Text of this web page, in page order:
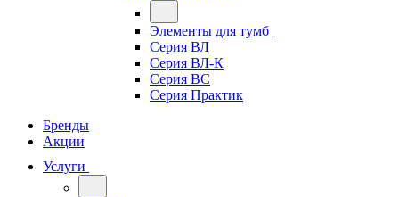
Элементы для тумб
Серия ВЛ
Серия ВЛ-К
Серия ВС
Серия Практик
Бренды
Акции
Услуги